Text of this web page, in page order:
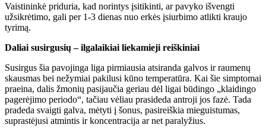
Vaistininkė priduria, kad norintys įsitikinti, ar pavyko išvengti
užsikrėtimo, gali per 1-3 dienas nuo erkės įsiurbimo atlikti kraujo
tyrimą.
Daliai susirgusių – ilgalaikiai liekamieji reiškiniai
Susirgus šia pavojinga liga pirmiausia atsiranda galvos ir raumenų
skausmas bei nežymiai pakilusi kūno temperatūra. Kai šie simptomai
praeina, dalis žmonių pasijaučia geriau dėl ligai būdingo „klaidingo
pagerėjimo periodo“, tačiau vėliau prasideda antroji jos fazė. Tada
pradeda svaigti galva, mėtyti į šonus, pasireiškia mieguistumas,
suprastėjusi atmintis ir koncentracija ar net paralyžius.